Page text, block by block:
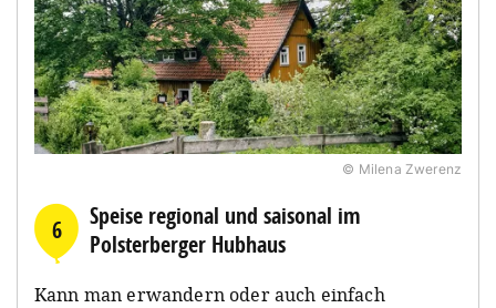
© Milena Zwerenz
6
Speise regional und saisonal im
Polsterberger Hubhaus
Kann man erwandern oder auch einfach